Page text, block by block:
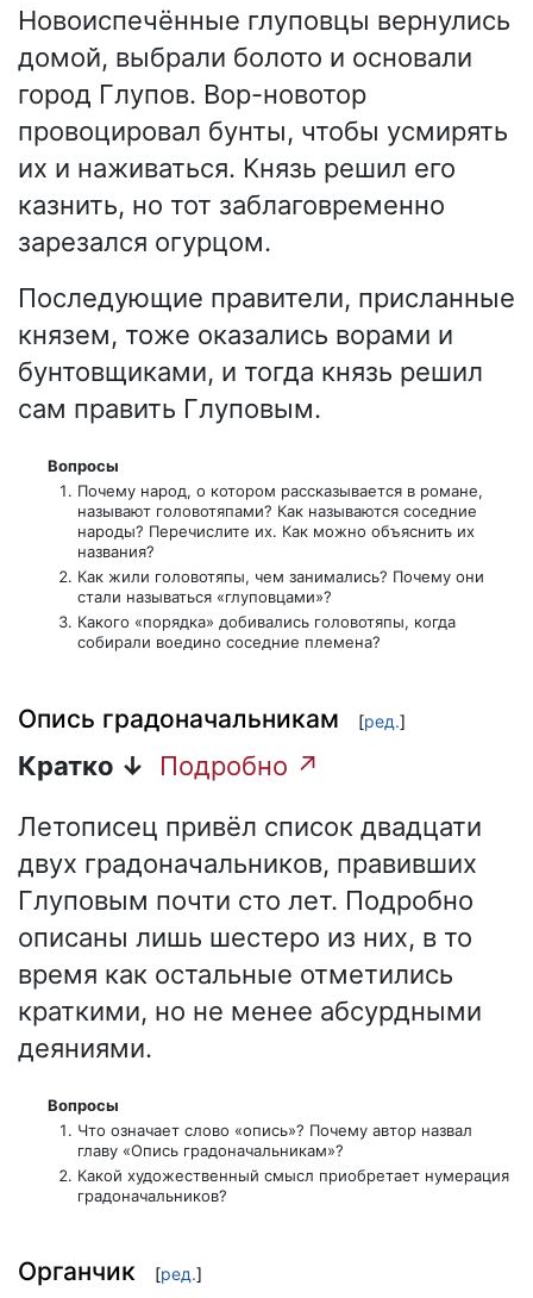
Новоиспечённые глуповцы вернулись
домой, выбрали болото и основали
город Глупов. Вор-новотор
провоцировал бунты, чтобы усмирять
их и наживаться. Князь решил его
казнить, но тот заблаговременно
зарезался огурцом.
Последующие правители, присланные
князем, тоже оказались ворами и
бунтовщиками, и тогда князь решил
сам править Глуповым.
Вопросы
Почему народ, о котором рассказывается в романе,
называют головотяпами? Как называются соседние
народы? Перечислите их. Как можно объяснить их
названия?
Как жили головотяпы, чем занимались? Почему они
стали называться «глуповцами»?
Какого «порядка» добивались головотяпы, когда
собирали воедино соседние племена?
Опись градоначальникам [ред.]
Кратко ↓
Подробно ↗
Летописец привёл список двадцати
двух градоначальников, правивших
Глуповым почти сто лет. Подробно
описаны лишь шестеро из них, в то
время как остальные отметились
краткими, но не менее абсурдными
деяниями.
Вопросы
Что означает слово «опись»? Почему автор назвал
главу «Опись градоначальникам»?
Какой художественный смысл приобретает нумерация
градоначальников?
Органчик [ред.]